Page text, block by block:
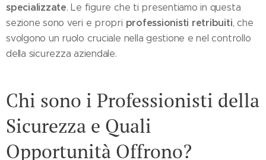
specializzate. Le figure che ti presentiamo in questa
sezione sono veri e propri professionisti retribuiti, che
svolgono un ruolo cruciale nella gestione e nel controllo
della sicurezza aziendale.
Chi sono i Professionisti della
Sicurezza e Quali
Opportunità Offrono?